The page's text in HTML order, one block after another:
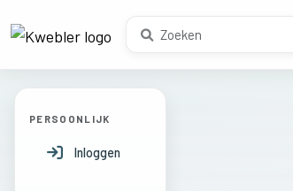
PERSOONLIJK
Inloggen